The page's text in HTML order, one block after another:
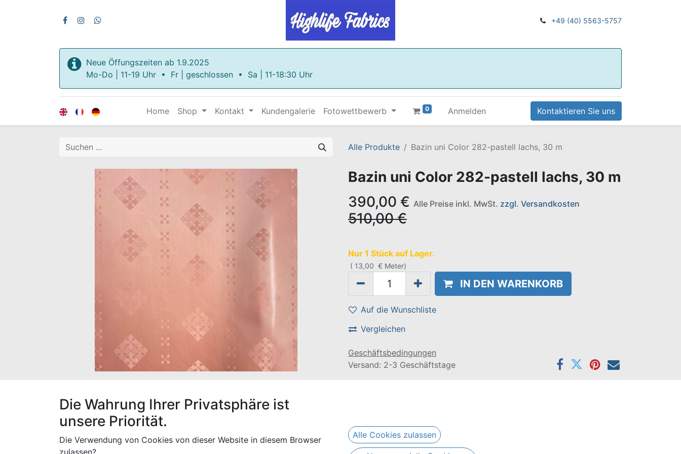
+49 (40) 5563-5757
Neue Öffungszeiten ab 1.9.2025
Mo-Do | 11-19 Uhr • Fr | geschlossen • Sa | 11-18:30 Uhr
Home Shop Kontakt Kundengalerie Fotowettbewerb 0 Anmelden Kontaktieren Sie uns
Alle Produkte Bazin uni Color 282-pastell lachs, 30 m
Bazin uni Color 282-pastell lachs, 30 m
390,00 € Alle Preise inkl. MwSt. zzgl. Versandkosten
510,00€
Nur 1 Stück auf Lager.
( 13,00 € Meter)
IN DEN WARENKORB
Auf die Wunschliste
Vergleichen
Geschäftsbedingungen
Versand: 2-3 Geschäftstage
Spezifikationen
Die Wahrung Ihrer Privatsphäre ist
unsere Priorität.
Die Verwendung von Cookies von dieser Website in diesem Browser
zulassen?
Alle Cookies zulassen